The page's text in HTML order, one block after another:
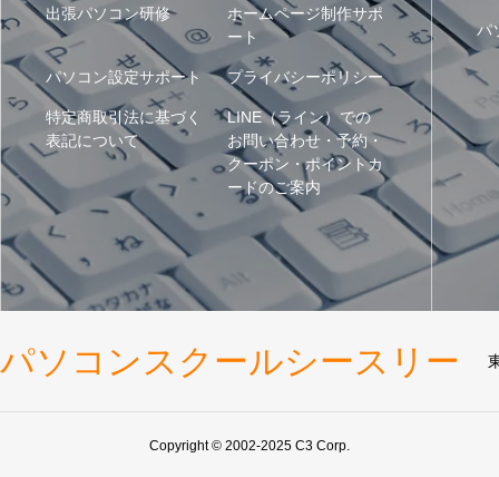
出張パソコン研修
ホームページ制作サポ
ート
パソコン設定サポート プライバシーポリシー
特定商取引法に基づく
表記について
LINE（ライン）での
お問い合わせ・予約・
クーポン・ポイントカ
ードのご案内
パ
パソコンスクールシースリー
Copyright © 2002-2025 C3 Corp.